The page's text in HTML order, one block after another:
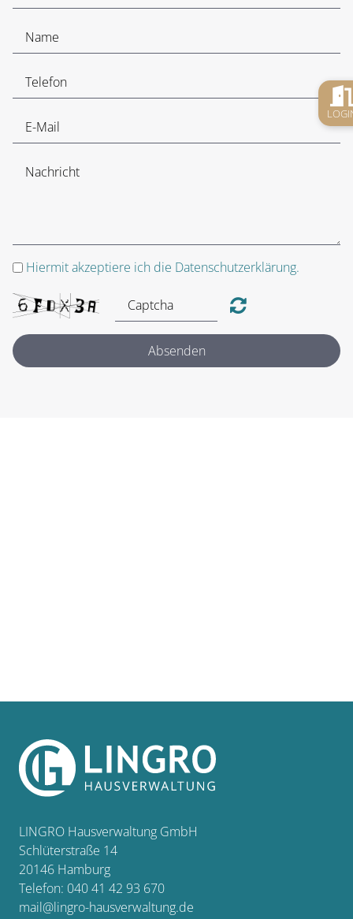
Hiermit akzeptiere ich die Datenschutzerklärung.
Absenden
LINGRO Hausverwaltung GmbH
Schlüterstraße 14
20146 Hamburg
Telefon: 040 41 42 93 670
mail@lingro-hausverwaltung.de